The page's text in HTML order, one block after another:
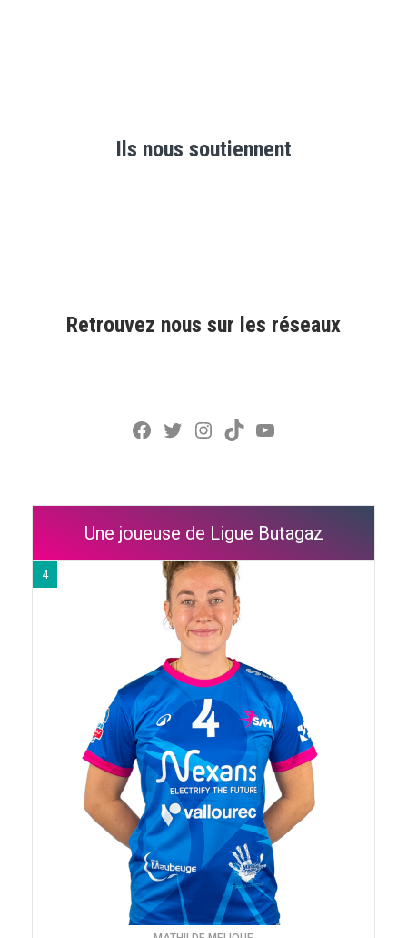
Ils nous soutiennent
Retrouvez nous sur les réseaux
Facebook
Twitter
Instagram
TikTokYouTube
Une joueuse de Ligue Butagaz
4